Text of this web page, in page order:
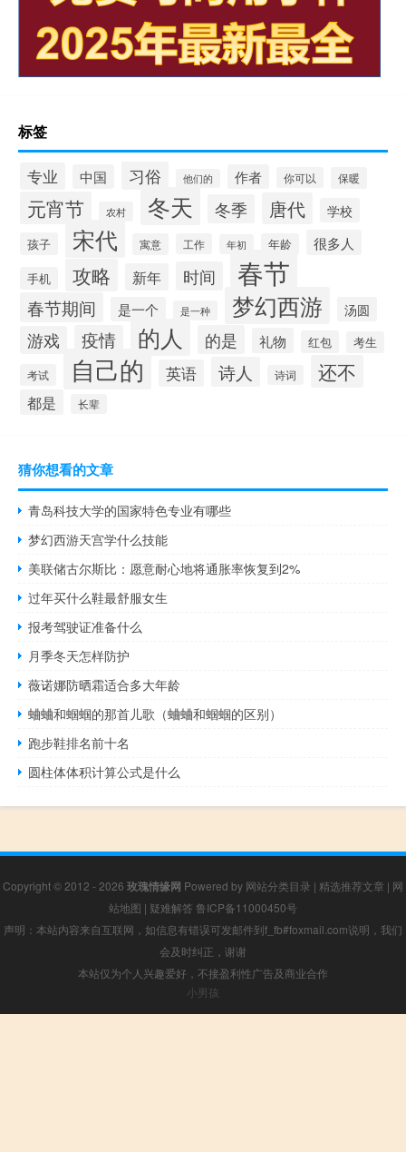
标签
专业 中国 习俗 他们的 作者 你可以 保暖
元宵节 农村 冬天 冬季 唐代 学校
孩子 宋代 寓意 工作 年初 年龄 很多人
手机 攻略 新年 时间 春节
春节期间 是一个 是一种 梦幻西游 汤圆
游戏 疫情 的人 的是 礼物 红包
考生
考试
自己的 英语 诗人 诗词 还不
都是 长辈
猜你想看的文章
青岛科技大学的国家特色专业有哪些
梦幻西游天宫学什么技能
美联储古尔斯比：愿意耐心地将通胀率恢复到2%
过年买什么鞋最舒服女生
报考驾驶证准备什么
月季冬天怎样防护
薇诺娜防晒霜适合多大年龄
蛐蛐和蝈蝈的那首儿歌（蛐蛐和蝈蝈的区别）
跑步鞋排名前十名
圆柱体体积计算公式是什么
Copyright © 2012 - 2026 玫瑰情缘网 Powered by 网站分类目录 | 精选推荐文章 | 网
站地图 | 疑难解答 鲁ICP备11000450号
声明：本站内容来自互联网，如信息有错误可发邮件到f_fb#foxmail.com说明，我们
会及时纠正，谢谢
本站仅为个人兴趣爱好，不接盈利性广告及商业合作
小男孩